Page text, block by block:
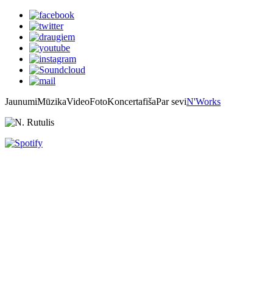
JaunumiMūzikaVideoFotoKoncertafišaPar seviN'Works